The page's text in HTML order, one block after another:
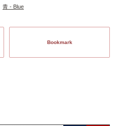
青 - Blue
Bookmark